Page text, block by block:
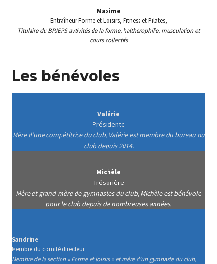
Maxime
Entraîneur Forme et Loisirs, Fitness et Pilates,
Titulaire du BPJEPS avtivités de la forme, halthérophilie, musculation et
cours collectifs
Les bénévoles
Valérie
Présidente
Mère d’une compétitrice du club, Valérie est membre du bureau du
club depuis 2014.
Michèle
Trésorière
Mère et grand-mère de gymnastes du club, Michèle est bénévole
pour le club depuis de nombreuses années.
Sandrine
Membre du comité directeur
Membre de la section « Forme et loisirs » et mère d’un gymnaste du club,